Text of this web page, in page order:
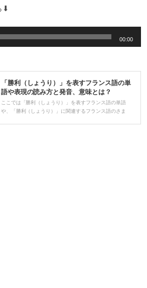
⬇︎
00:00
「勝利（しょうり）」を表すフランス語の単
語や表現の読み方と発音、意味とは？
ここでは「勝利（しょうり）」を表すフランス語の単語
や、「勝利（しょうり）」に関連するフランス語のさま